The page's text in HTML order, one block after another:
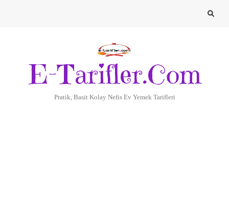
E-Tarifler.Com
Pratik, Basit Kolay Nefis Ev Yemek Tarifleri